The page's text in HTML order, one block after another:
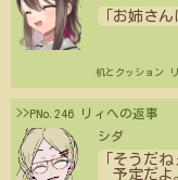
「お姉さ
机とクッション
>>PNo.246 リィへの返事
シダ
「そうだ
予定だよ